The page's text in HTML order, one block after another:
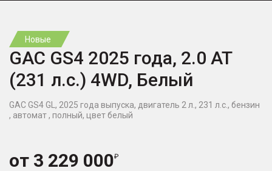
Новые
GAC GS4 2025 года, 2.0 AT
(231 л.с.) 4WD, Белый
GAC GS4 GL, 2025 года выпуска, двигатель 2 л., 231 л.с., бензин
, автомат , полный, цвет белый
от 3 229 000